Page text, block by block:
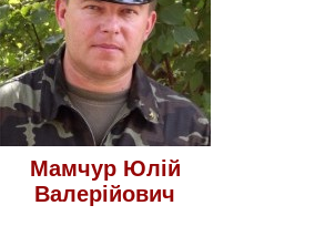
Мамчур Юлій
Валерійович